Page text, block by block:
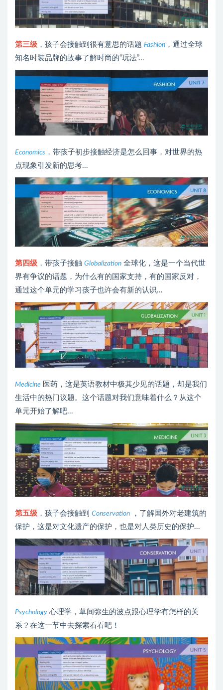
第三级 ，孩子会接触到很有意思的话题 Fashion ，通过全球
知名时装品牌的故事了解时尚的“玩法”...
Economics ，带孩子初步接触经济是怎么回事，对世界的热
点现象引发新的思考...
第四级 ，带孩子接触 Globalization 全球化，这是一个当代世
界有争议的话题，为什么有的国家支持，有的国家反对，
通过这个单元的学习孩子也许会有新的认识...
Medicine 医药，这是英语教材中极其少见的话题，却是我们
生活中的热门议题。这个话题对我们意味着什么？从这个
单元开始了解吧...
第五级 ，孩子会接触到 Conservation ，了解国外对老建筑的
保护，这是对文化遗产的保护，也是对人类历史的保护...
Psychology 心理学，草间弥生的波点跟心理学有怎样的关
系？在这一节中去探索看看吧！